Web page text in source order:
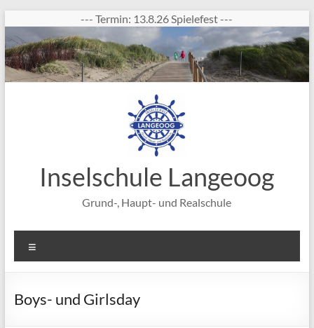
Inhalt
springen
--- Termin: 13.8.26 Spielefest ---
Inselschule Langeoog
Grund-, Haupt- und Realschule
Boys- und Girlsday